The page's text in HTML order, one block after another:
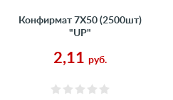
Конфирмат 7Х50 (2500шт)
"UP"
2,11 руб.